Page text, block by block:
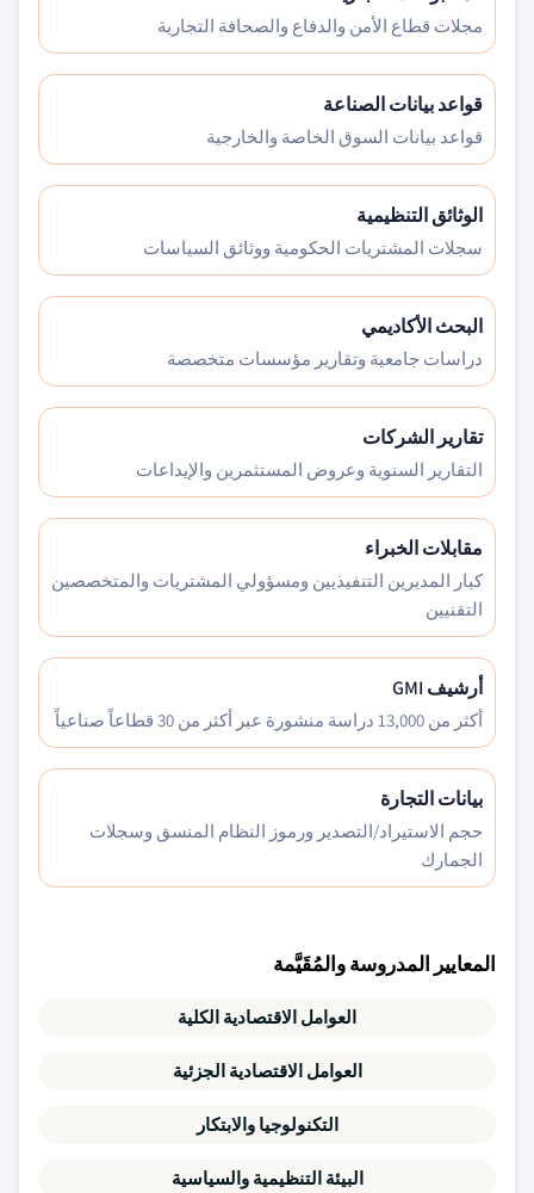
مجلات قطاع الأمن والدفاع والصحافة التجارية
قواعد بيانات الصناعة
قواعد بيانات السوق الخاصة والخارجية
الوثائق التنظيمية
سجلات المشتريات الحكومية ووثائق السياسات
البحث الأكاديمي
دراسات جامعية وتقارير مؤسسات متخصصة
تقارير الشركات
التقارير السنوية وعروض المستثمرين والإيداعات
مقابلات الخبراء
كبار المديرين التنفيذيين ومسؤولي المشتريات والمتخصصين
التقنيين
أرشيف GMI
أكثر من 13,000 دراسة منشورة عبر أكثر من 30 قطاعاً صناعياً
بيانات التجارة
حجم الاستيراد/التصدير ورموز النظام المنسق وسجلات
الجمارك
المعايير المدروسة والمُقَيَّمة
العوامل الاقتصادية الكلية
العوامل الاقتصادية الجزئية
التكنولوجيا والابتكار
البيئة التنظيمية والسياسية